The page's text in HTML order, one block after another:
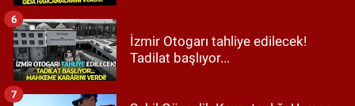
İzmir Otogarı tahliye edilecek!
Tadilat başlıyor...
6
7